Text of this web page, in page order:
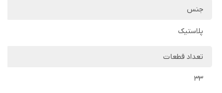
جنس
پلاستیک
تعداد قطعات
33